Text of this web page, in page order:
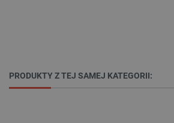
PRODUKTY Z TEJ SAMEJ KATEGORII: